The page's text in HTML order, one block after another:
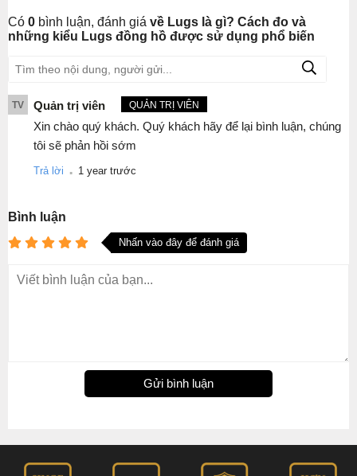
Có 0 bình luận, đánh giá về Lugs là gì? Cách đo và
những kiểu Lugs đồng hồ được sử dụng phổ biến
TV Quản trị viên QUẢN TRỊ VIÊN
Xin chào quý khách. Quý khách hãy để lại bình luận, chúng
tôi sẽ phản hồi sớm
Trả lời . 1 year trước
Bình luận
Nhấn vào đây để đánh giá
Gửi bình luận